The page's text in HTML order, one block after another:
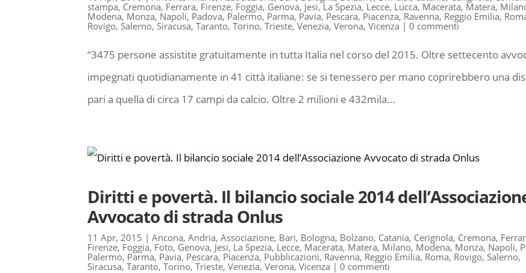
stampa, Cremona, Ferrara, Firenze, Foggia, Genova, Jesi,La Spezia, Lecce, Lucca, Macerata, Matera,
Modena, Monza, Napoli, Padova, Palermo, Parma, Pavia, Pescara, Piacenza, Ravenna, Reggio Emilia,
Rovigo, Salerno, Siracusa, Taranto, Torino, Trieste, Venezia, Verona, Vicenza | 0 commenti
“3475 persone assistite gratuitamente in tutta Italia nel corso del 2015. Oltre settecento
impegnati quotidianamente in 41 città italiane: se si tenessero per mano coprirebbero una
pari a quella di circa 17 campi da calcio. Oltre 2 milioni e 432mila...
Diritti e povertà. Il bilancio sociale 2014
Avvocato di strada Onlus
11 Apr, 2015 | Ancona, Andria, Associazione, Bari, Bologna, Bolzano, Catania, Cerignola, Cremona,
Firenze, Foggia, Foto, Genova, Jesi, La Spezia, Lecce, Macerata, Matera, Milano, Modena, Monza, Napoli,
Palermo, Parma, Pavia, Pescara, Piacenza, Pubblicazioni, Ravenna, Reggio Emilia, Roma, Rovigo, Salerno,
Siracusa, Taranto, Torino, Trieste, Venezia, Verona, Vicenza | 0 commenti